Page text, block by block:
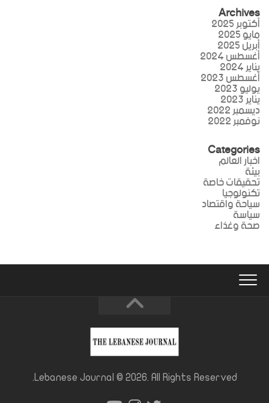
Archives
أكتوبر 2025
مايو 2025
أبريل 2025
أغسطس 2024
يناير 2024
أغسطس 2023
يوليو 2023
يناير 2023
ديسمبر 2022
نوفمبر 2022
Categories
اخبار العالم
بيئة
تحقيقات خاصة
تكنولوجيا
سياحة واقتصاد
سياسة
صحة وغذاء
Lebanese Journal © 2026. All Rights Reserved.